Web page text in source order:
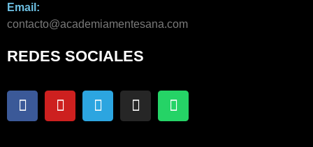
Email:
contacto@academiamentesana.com​
REDES SOCIALES
F
a
Y
o
T
e
I
n
W
h